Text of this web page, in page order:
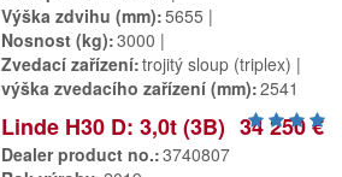
Výška zdvihu (mm) 5655
Nosnost (kg) 3000
Zvedací zařízení trojitý sloup (triplex)
výška zvedacího zařízení (mm) 2541
34 250 €
Linde H30 D: 3,0t (3B)
Dealer product no. 3740807